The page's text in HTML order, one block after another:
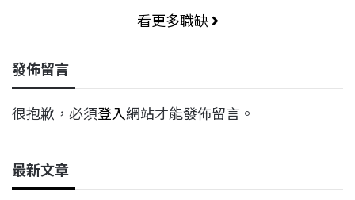
看更多職缺
發佈留言
很抱歉，必須登入網站才能發佈留言。
最新文章